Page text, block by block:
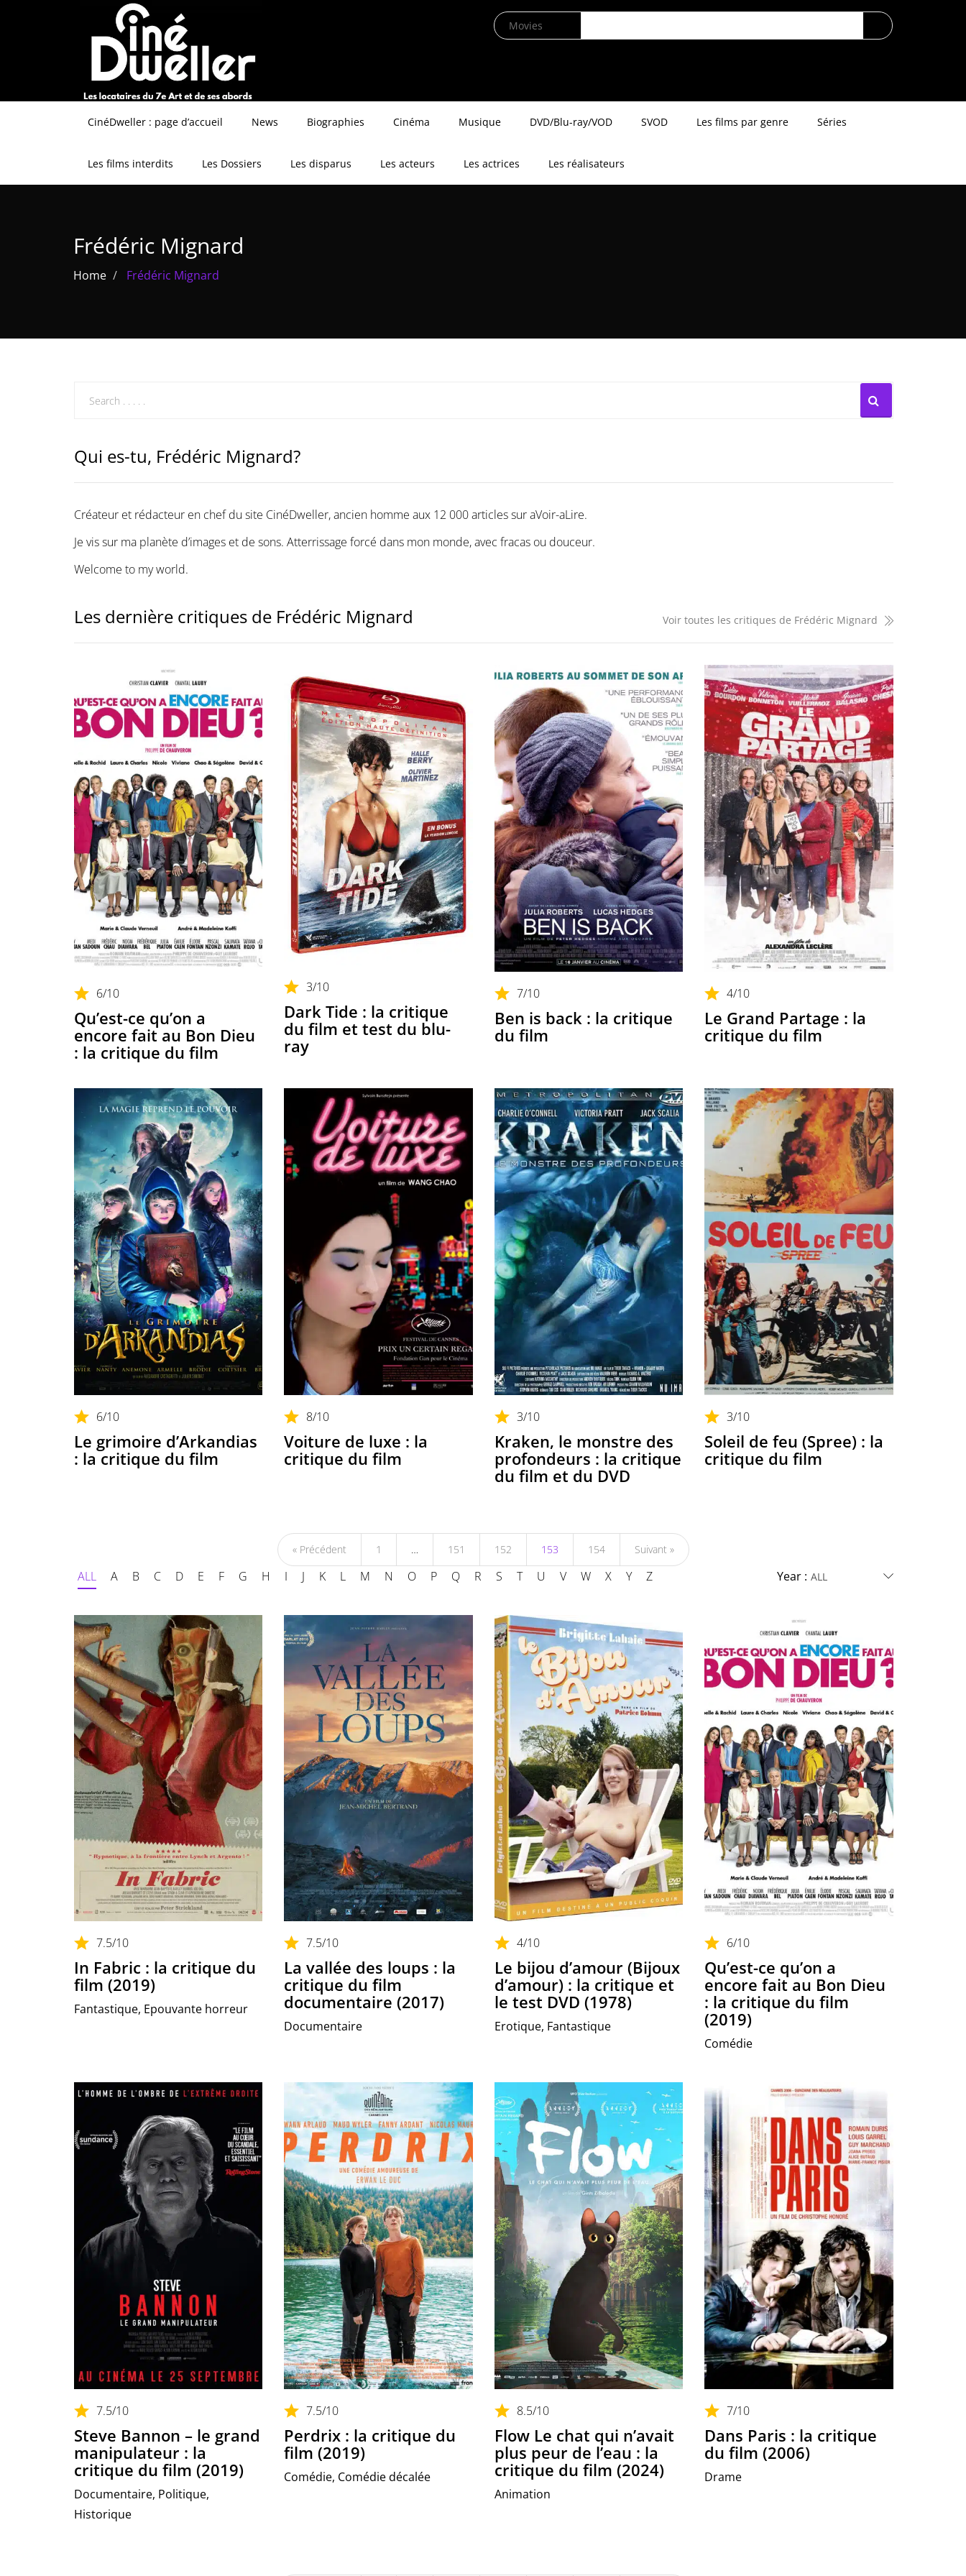
CinéDweller : page d’accueil News Biographies Cinéma Musique DVD/Blu-ray/VOD SVOD Les films par genre Séries
Les films interdits Les Dossiers Les disparus Les acteurs Les actrices Les réalisateurs
Frédéric Mignard
Home Frédéric Mignard
Qui es-tu, Frédéric Mignard?
Créateur et rédacteur en chef du site CinéDweller, ancien homme aux 12 000 articles sur aVoir-aLire.
Je vis sur ma planète d’images et de sons. Atterrissage forcé dans mon monde, avec fracas ou douceur.
Welcome to my world.
Les dernière critiques de Frédéric Mignard Voir toutes les critiques de Frédéric Mignard
6/10
Qu’est-ce qu’on a
encore fait au Bon Dieu
: la critique du film
3/10
Dark Tide : la critique
du film et test du blu-
ray
7/10
Ben is back : la critique
du film
4/10
Le Grand Partage : la
critique du film
6/10
Le grimoire d’Arkandias
: la critique du film
8/10
Voiture de luxe : la
critique du film
3/10
Kraken, le monstre des
profondeurs : la critique
du film et du DVD
3/10
Soleil de feu (Spree) : la
critique du film
« Précédent 1 … 151 152 153 154 Suivant »
ALL A B C D E F G H I J K L M N O P Q R S T U V W X Y Z Year :
7.5/10
In Fabric : la critique du
film (2019)
Fantastique, Epouvante horreur
7.5/10
La vallée des loups : la
critique du film
documentaire (2017)
Documentaire
4/10
Le bijou d’amour (Bijoux
d’amour) : la critique et
le test DVD (1978)
Erotique, Fantastique
6/10
Qu’est-ce qu’on a
encore fait au Bon Dieu
: la critique du film
(2019)
Comédie
7.5/10
Steve Bannon – le grand
manipulateur : la
critique du film (2019)
Documentaire, Politique,
Historique
7.5/10
Perdrix : la critique du
film (2019)
Comédie, Comédie décalée
8.5/10
Flow Le chat qui n’avait
plus peur de l’eau : la
critique du film (2024)
Animation
7/10
Dans Paris : la critique
du film (2006)
Drame